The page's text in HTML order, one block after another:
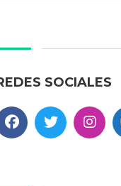
SOCIALES